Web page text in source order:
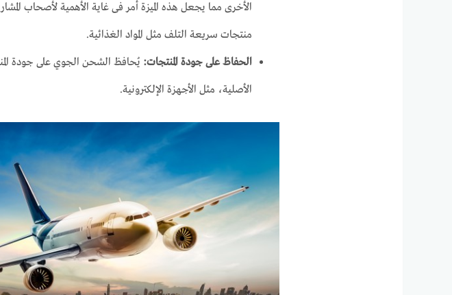
الأخرى مما يجعل هذه الميزة أمر فى غاية الأهمية لأصحاب
منتجات سريعة التلف مثل المواد الغذائية.
الحفاظ على جودة المنتجات: يُحافظ الشحن الجوي على جودة
الأصلية، مثل الأجهزة الإلكترونية.